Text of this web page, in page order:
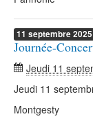
11 septembre2025
Journée-
Jeudi 11
Jeudi 11
Montgesty